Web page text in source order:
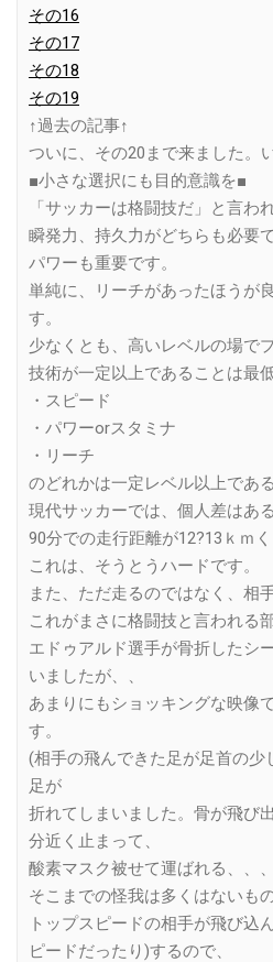
その16
その17
その18
その19
↑過去の記事↑
ついに、その20まで来ました。
■小さな選択にも目的意識を■
「サッカーは格闘技だ」と言わ
瞬発力、持久力がどちらも必要で
パワーも重要です。
単純に、リーチがあったほうが
す。
少なくとも、高いレベルの場で
技術が一定以上であることは最
・スピード
・パワーorスタミナ
・リーチ
のどれかは一定レベル以上であ
現代サッカーでは、個人差はある
90分での走行距離が12?13ｋｍ
これは、そうとうハードです。
また、ただ走るのではなく、相
これがまさに格闘技と言われる
エドゥアルド選手が骨折したシ
いましたが、、
あまりにもショッキングな映像
す。
(相手の飛んできた足が足首の少
足が
折れてしまいました。骨が飛び
分近く止まって、
酸素マスク被せて運ばれる、、
そこまでの怪我は多くはないもの
トップスピードの相手が飛び込
ピードだったり)するので、